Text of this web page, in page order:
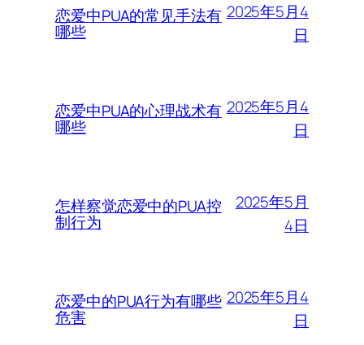
恋爱中PUA的常见手法有
哪些
2025年5月4
日
恋爱中PUA的心理战术有
哪些
2025年5月4
日
怎样察觉恋爱中的PUA控
制行为
2025年5月
4日
恋爱中的PUA行为有哪些
危害
2025年5月4
日